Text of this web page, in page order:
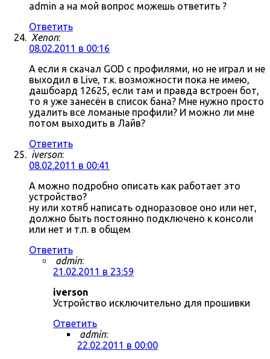
admin а на мой вопрос можешь ответить ?
Ответить
Xenon:
08.02.2011 в 00:16
А если я скачал GOD с профилями, но не играл и не
выходил в Live, т.к. возможности пока не имею,
дашбоард 12625, если там и правда встроен бот,
то я уже занесён в список бана? Мне нужно просто
удалить все ломаные профили? И можно ли мне
потом выходить в Лайв?
Ответить
iverson:
08.02.2011 в 00:41
А можно подробно описать как работает это
устройство?
ну или хотяб написать одноразовое оно или нет,
должно быть постоянно подключено к консоли
или нет и т.п. в общем
Ответить
admin:
21.02.2011 в 23:59
iverson
Устройство исключительно для прошивки
Ответить
admin:
22.02.2011 в 00:00